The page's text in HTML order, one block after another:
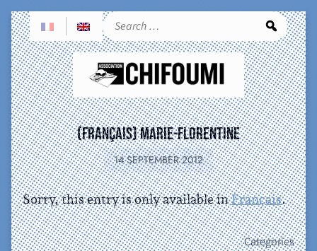
(Français) Marie-Florentine
14 SEPTEMBER 2012
Sorry, this entry is only available inFrançais.
Categories